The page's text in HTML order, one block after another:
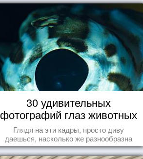
30 удивительных
фотографий глаз животных
Глядя на эти кадры, просто диву
даешься, насколько же разнообразна
природа нашего мира!